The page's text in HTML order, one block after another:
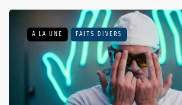
A LA UNE FAITS DIVERS